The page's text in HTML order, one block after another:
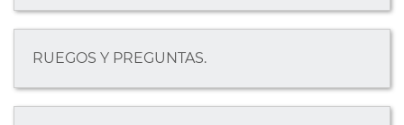
RUEGOS Y PREGUNTAS.